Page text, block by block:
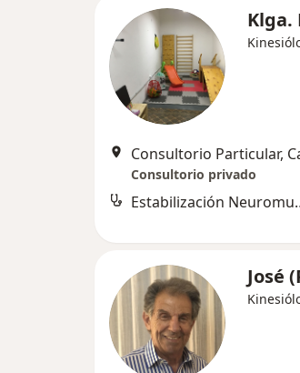
Klga.
Consultorio Particular,
Consultorio privado
José